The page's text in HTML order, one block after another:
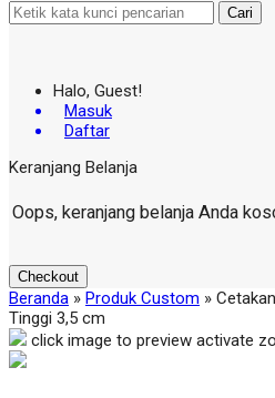
Cari
Halo, Guest!
Masuk
Daftar
Keranjang Belanja
Oops, keranjang belanja Anda
Checkout
Beranda » Produk Custom »
Tinggi 3,5 cm
click image to preview activate